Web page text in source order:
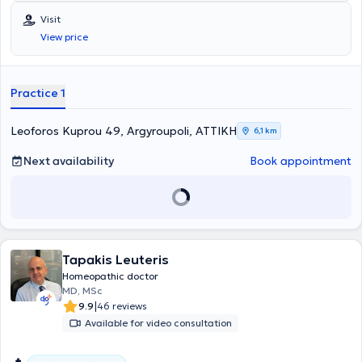
National and Kapodistrian University of Athens. She is a member of
the World Homeopathic Medical Society, the European Committee
for Homeopathy, and the Athens Dental Association. In her practice,
she provides services aimed at improving quality of life and living
Visit
View price
Practice 1
Leoforos Kuprou 49, Argyroupoli, ΑΤΤΙΚΗ 6,1 km
Next availability Book appointment
Tapakis Leuteris
Homeopathic doctor
MD, MSc
9.9|46 reviews
Available for video consultation